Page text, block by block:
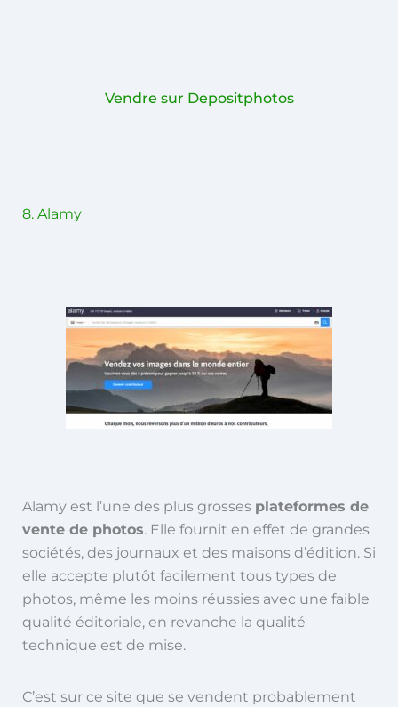
Vendre sur Depositphotos
8. Alamy
Alamy est l’une des plus grosses plateformes de
vente de photos. Elle fournit en effet de grandes
sociétés, des journaux et des maisons d’édition. Si
elle accepte plutôt facilement tous types de
photos, même les moins réussies avec une faible
qualité éditoriale, en revanche la qualité
technique est de mise.
C’est sur ce site que se vendent probablement